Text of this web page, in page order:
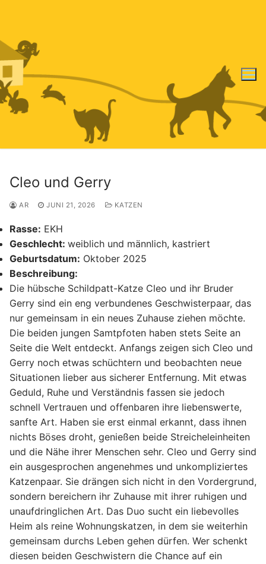
Cleo und Gerry
AR JUNI 21, 2026 KATZEN
Rasse: EKH
Geschlecht: weiblich und männlich, kastriert
Geburtsdatum: Oktober 2025
Beschreibung:
Die hübsche Schildpatt-Katze Cleo und ihr Bruder
Gerry sind ein eng verbundenes Geschwisterpaar, das
nur gemeinsam in ein neues Zuhause ziehen möchte.
Die beiden jungen Samtpfoten haben stets Seite an
Seite die Welt entdeckt. Anfangs zeigen sich Cleo und
Gerry noch etwas schüchtern und beobachten neue
Situationen lieber aus sicherer Entfernung. Mit etwas
Geduld, Ruhe und Verständnis fassen sie jedoch
schnell Vertrauen und offenbaren ihre liebenswerte,
sanfte Art. Haben sie erst einmal erkannt, dass ihnen
nichts Böses droht, genießen beide Streicheleinheiten
und die Nähe ihrer Menschen sehr. Cleo und Gerry sind
ein ausgesprochen angenehmes und unkompliziertes
Katzenpaar. Sie drängen sich nicht in den Vordergrund,
sondern bereichern ihr Zuhause mit ihrer ruhigen und
unaufdringlichen Art. Das Duo sucht ein liebevolles
Heim als reine Wohnungskatzen, in dem sie weiterhin
gemeinsam durchs Leben gehen dürfen. Wer schenkt
diesen beiden Geschwistern die Chance auf ein